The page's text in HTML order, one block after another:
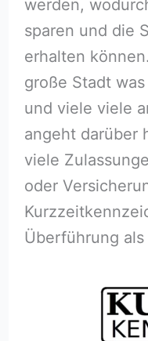
werden,
sparen und die
erhalten
große Stadt
und viele viele
angeht darüber
viele
oder
Überführung als